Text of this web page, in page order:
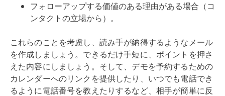
フォローアップする価値のある理由がある場合（コ
ンタクトの立場から）。
これらのことを考慮し、読み手が納得するようなメール
を作成しましょう。できるだけ手短に、ポイントを押さ
えた内容にしましょう。そして、デモを予約するための
カレンダーへのリンクを提供したり、いつでも電話でき
るように電話番号を教えたりするなど、相手が簡単に反